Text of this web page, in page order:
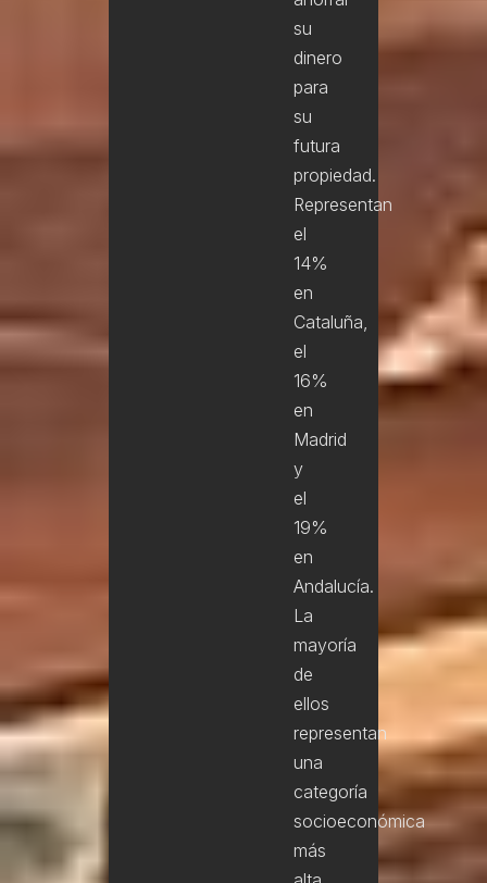
su
dinero
para
su
futura
propiedad.
Representan
el
14%
en
Cataluña,
el
16%
en
Madrid
y
el
19%
en
Andalucía.
La
mayoría
de
ellos
representan
una
categoría
socioeconómica
más